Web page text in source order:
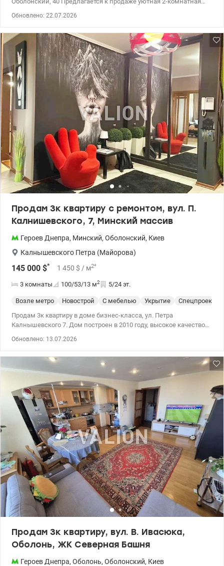
адресу проспект Оболонский, 40. Квартира расположена в
шумоизоляцию. Выполнен качественный ремонт, поэтому
новым владельцам не придется тратить время и средства на
обновление жилья. Преимущества квартиры: - современный
ремонт; - полностью меблирована; - светлые и просторные
комнаты; Функциональная планировка. Дом находится в
отличной локации с развитой инфраструктурой. В пешей
доступности метро, ​​торговые центры, супермаркеты, школы,
детские сады, кафе, зоны отдыха и набережная Днепра. Эта
квартира станет отличным выбором как для комфортного
проживания, так и для выгодной инвестиции с последующей
сдачей в аренду. Звоните, чтобы узнать больше и договориться о
просмотре. 95000 у.е. без комиссии для покупателя 050-984-75-
83 Леся valion.ua/1154173
Обновлено: 22.07.2026
Продам 3к квартиру с ремонтом, вул. П.
Калнишевского, 7, Минский массив
Героев Днепра, Минский, Оболонский, Киев
Калнышевского Петра (Майорова)
145 000 $* 1 450 $ / м2*
3 комнаты 100/53/13 м2 5/24 эт.
Возле метро Новострой С мебелью Укрытие Спецпроект
Продам 3к квартиру в доме бизнес-класса, ул. Петра
Калнышевского 7. Дом построен в 2010 году, высокое качество
паркинг, укрытие. Минский массив, развитая инфраструктура
др.), рядом новостройки, площадь Шевченко, выезд на
окружную дорогу. Хорошее транспортное сообщение в сторону
Оболони, Виноградаря, Нивок, Лукьяновки, Пуща-Водицы,
Вышгорода. Квартира расположена на удобном 5-м этаже из 25-
ти. Светлая просторная, потолки высотой 3 м. Общая площадь
100 м кв. Удобная планировка: три отдельные комнаты общей
площадью 53,1 м2, отдельная кухня 13 м2, удобный квадратный
холл 19 м2, санузел с душевой кабиной, гардеробная, две
остекленные лоджии. В квартире выполнен ремонт по
авторскому проекту, творческий подход, качественные
материалы, яркие цвета – все это не оставит Вас равнодушным.
Комплектация дизайнерской мебелью, изготовленной на
заказ, построением техникой ведущих мировых брендов (плита,
духовой шкаф, холодильник, бойлер, стиральная машина)
гарантируют качество каждый день. Звоните, чтобы узнать
больше и договориться о просмотре Цена: 145000 у.е. 0504434948
Оксана Романец valion.ua/1153832
Обновлено: 13.07.2026
Продам 3к квартиру, вул. В. Ивасюка,
Оболонь, ЖК Северная Башня
Героев Днепра, Оболонь, Оболонский, Киев